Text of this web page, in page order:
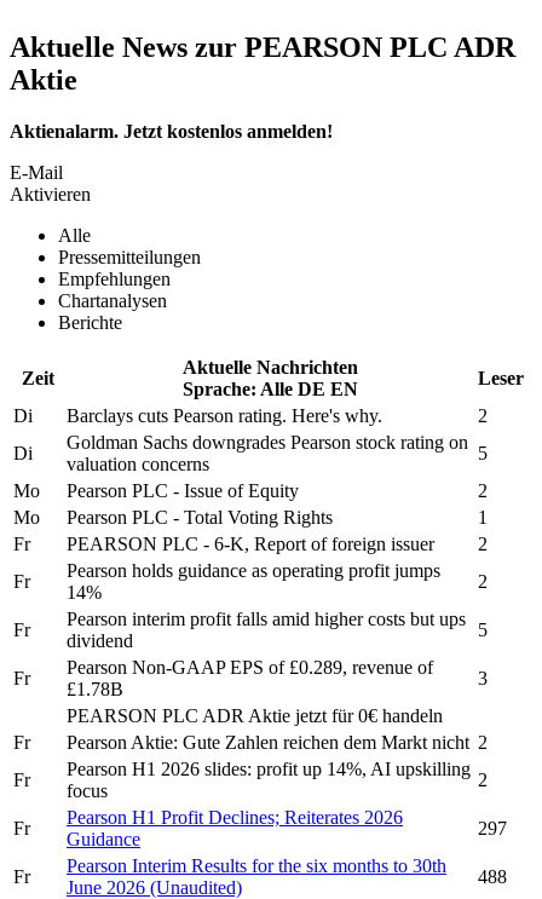
Aktuelle News zur PEARSON PLC ADR
Aktie
Aktienalarm. Jetzt kostenlos anmelden!
E-Mail
Aktivieren
Alle
Pressemitteilungen
Empfehlungen
Chartanalysen
Berichte
Zeit
Aktuelle Nachrichten
Sprache: Alle DE EN
Leser
Di
Barclays cuts Pearson rating. Here's why.
2
Di
Goldman Sachs downgrades Pearson stock rating on
valuation concerns
5
Mo
Pearson PLC - Issue of Equity
2
Mo
Pearson PLC - Total Voting Rights
1
Fr
PEARSON PLC - 6-K, Report of foreign issuer
2
Fr
Pearson holds guidance as operating profit jumps
14%
2
Fr
Pearson interim profit falls amid higher costs but ups
dividend
5
Fr
Pearson Non-GAAP EPS of £0.289, revenue of
£1.78B
3
PEARSON PLC ADR Aktie jetzt für 0€ handeln
Fr
Pearson Aktie: Gute Zahlen reichen dem Markt nicht 2
Fr
Pearson H1 2026 slides: profit up 14%, AI upskilling
focus
2
Fr
Pearson H1 Profit Declines; Reiterates 2026
Guidance
297
Fr
Pearson Interim Results for the six months to 30th
June 2026 (Unaudited)
488